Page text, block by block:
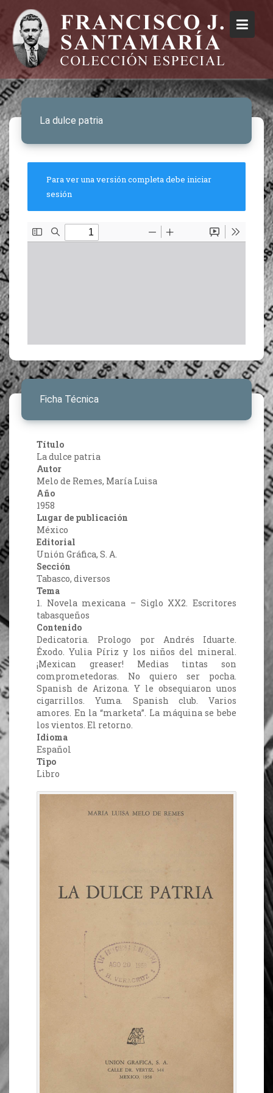
La dulce patria
Para ver una versión completa debe iniciar
sesión
Ficha Técnica
Título
La dulce patria
Autor
Melo de Remes, María Luisa
Año
1958
Lugar de publicación
México
Editorial
Unión Gráfica, S. A.
Sección
Tabasco, diversos
Tema
1. Novela mexicana – Siglo XX2. Escritores
tabasqueños
Contenido
Dedicatoria. Prologo por Andrés Iduarte.
Éxodo. Yulia Píriz y los niños del mineral.
¡Mexican greaser! Medias tintas son
comprometedoras. No quiero ser pocha.
Spanish de Arizona. Y le obsequiaron unos
cigarrillos. Yuma. Spanish club. Varios
amores. En la “marketa”. La máquina se bebe
los vientos. El retorno.
Idioma
Español
Tipo
Libro